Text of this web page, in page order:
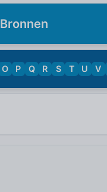
Bronnen
O P Q R S T U V